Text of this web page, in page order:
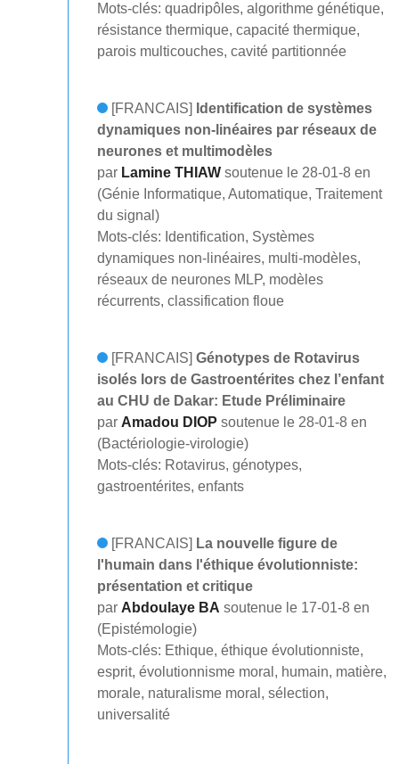
Mots-clés: quadripôles, algorithme génétique,
résistance thermique, capacité thermique,
parois multicouches, cavité partitionnée
[FRANCAIS] Identification de systèmes
dynamiques non-linéaires par réseaux de
neurones et multimodèles
par Lamine THIAWsoutenue le 28-01-8 en
(Génie Informatique, Automatique, Traitement
du signal)
Mots-clés: Identification, Systèmes
dynamiques non-linéaires, multi-modèles,
réseaux de neurones MLP, modèles
récurrents, classification floue
[FRANCAIS] Génotypes de Rotavirus
isolés lors de Gastroentérites chez l’enfant
au CHU de Dakar: Etude Préliminaire
par Amadou DIOP soutenue le 28-01-8 en
(Bactériologie-virologie)
Mots-clés: Rotavirus, génotypes,
gastroentérites, enfants
[FRANCAIS] La nouvelle figure de
l'humain dans l'éthique évolutionniste:
présentation et critique
par Abdoulaye BA soutenue le 17-01-8 en
(Epistémologie)
Mots-clés: Ethique, éthique évolutionniste,
esprit, évolutionnisme moral, humain, matière,
morale, naturalisme moral, sélection,
universalité